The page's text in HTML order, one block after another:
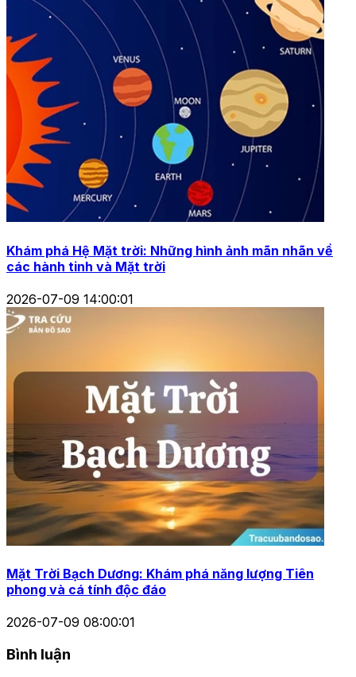
Khám phá Hệ Mặt trời: Những hình ảnh mãn nhãn về
các hành tinh và Mặt trời
2026-07-09 14:00:01
Mặt Trời Bạch Dương: Khám phá năng lượng Tiên
phong và cá tính độc đáo
2026-07-09 08:00:01
Bình luận